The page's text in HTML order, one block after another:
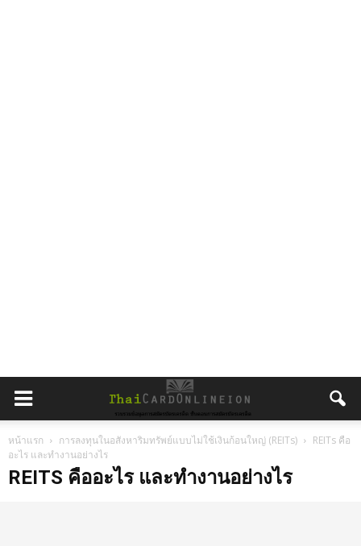
หน้าแรก การลงทุนในอสังหาริมทรัพย์แบบไม่ใช้เงินก้อนใหญ่ (REITs)
REITs คือ
อะไร และทำงานอย่างไร
REITS คืออะไร และทำงานอย่างไร